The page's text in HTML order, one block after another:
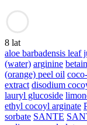
8 lat
aloe barbadensis leaf
(water) arginine
(orange) peel oil
extract disodium
lauryl glucoside
ethyl cocoyl arginate
sorbate SANTE